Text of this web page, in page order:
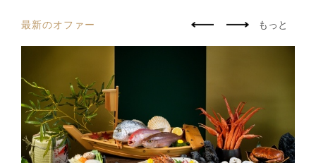
最新のオファー もっと